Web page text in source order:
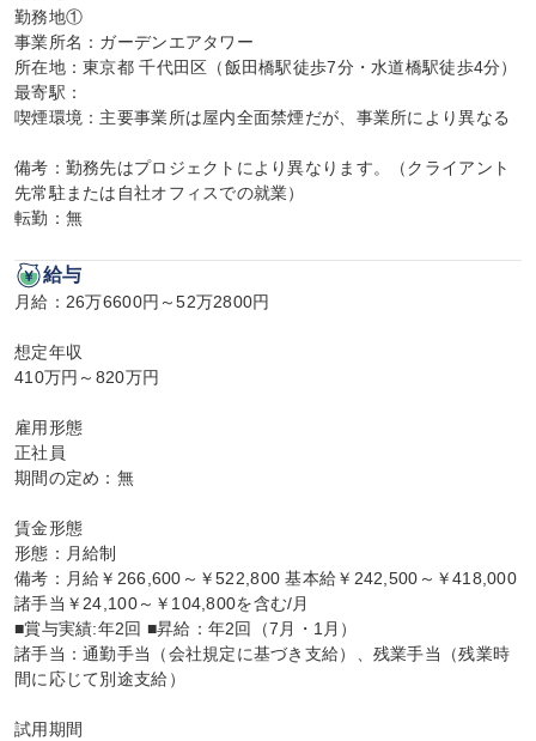
勤務地①
事業所名：ガーデンエアタワー
所在地：東京都 千代田区（飯田橋駅徒歩7分・水道橋駅徒歩4分）
最寄駅：
喫煙環境：主要事業所は屋内全面禁煙だが、事業所により異なる
備考：勤務先はプロジェクトにより異なります。（クライアント
先常駐または自社オフィスでの就業）
転勤：無
給与
月給：26万6600円～52万2800円
想定年収
410万円～820万円
雇用形態
正社員
期間の定め：無
賃金形態
形態：月給制
備考：月給￥266,600～￥522,800 基本給￥242,500～￥418,000
諸手当￥24,100～￥104,800を含む/月
■賞与実績:年2回 ■昇給：年2回（7月・1月）
諸手当：通勤手当（会社規定に基づき支給）、残業手当（残業時
間に応じて別途支給）
試用期間